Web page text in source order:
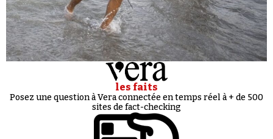
les faits
Posez une question à Vera connectée en temps réel à + de 500
sites de fact-checking